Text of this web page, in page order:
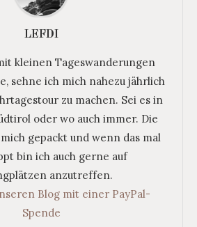
LEFDI
kleinen Tageswanderungen
sehne ich mich nahezu jährlich
zu machen. Sei es in
oder wo auch immer. Die
gepackt und wenn das mal
bin ich auch gerne auf
anzutreffen.
Blog mit einer PayPal-
Spende